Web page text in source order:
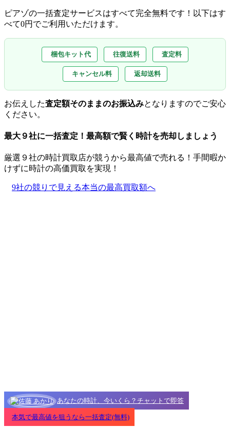
ピアゾの一括査定サービスはすべて完全無料です！以下はす
べて0円でご利用いただけます。
梱包キット代 往復送料 査定料
キャンセル料 返却送料
お伝えした査定額そのままのお振込みとなりますのでご安心
ください。
最大９社に一括査定！ 最高額で賢く時計を売却しましょう
厳選９社の時計買取店が競うから最高値で売れる！手間暇か
けずに時計の高価買取を実現！
9社の競りで見える本当の最高買取額へ
あなたの時計、今いくら？チャットで即答
本気で最高値を狙うなら一括査定(無料)